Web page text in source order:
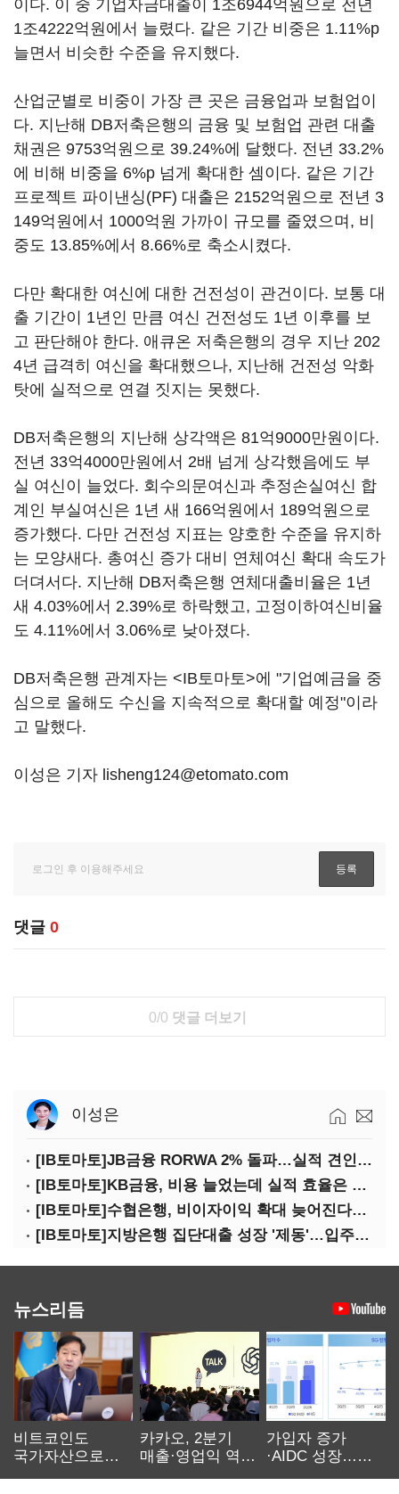
이다. 이 중 기업자금대출이 1조6944억원으로 전년
1조4222억원에서 늘렸다. 같은 기간 비중은 1.11%p
늘면서 비슷한 수준을 유지했다.
산업군별로 비중이 가장 큰 곳은 금융업과 보험업이
다. 지난해 DB저축은행의 금융 및 보험업 관련 대출
채권은 9753억원으로 39.24%에 달했다. 전년 33.2%
에 비해 비중을 6%p 넘게 확대한 셈이다. 같은 기간
프로젝트 파이낸싱(PF) 대출은 2152억원으로 전년 3
149억원에서 1000억원 가까이 규모를 줄였으며, 비
중도 13.85%에서 8.66%로 축소시켰다.
다만 확대한 여신에 대한 건전성이 관건이다. 보통 대
출 기간이 1년인 만큼 여신 건전성도 1년 이후를 보
고 판단해야 한다. 애큐온 저축은행의 경우 지난 202
4년 급격히 여신을 확대했으나, 지난해 건전성 악화
탓에 실적으로 연결 짓지는 못했다.
DB저축은행의 지난해 상각액은 81억9000만원이다.
전년 33억4000만원에서 2배 넘게 상각했음에도 부
실 여신이 늘었다. 회수의문여신과 추정손실여신 합
계인 부실여신은 1년 새 166억원에서 189억원으로
증가했다. 다만 건전성 지표는 양호한 수준을 유지하
는 모양새다. 총여신 증가 대비 연체여신 확대 속도가
더뎌서다. 지난해 DB저축은행 연체대출비율은 1년
새 4.03%에서 2.39%로 하락했고, 고정이하여신비율
도 4.11%에서 3.06%로 낮아졌다.
DB저축은행 관계자는 <IB토마토>에 "기업예금을 중
심으로 올해도 수신을 지속적으로 확대할 예정"이라
고 말했다.
이성은 기자 lisheng124@etomato.com
댓글 0
0/0 댓글 더보기
이성은
[IB토마토]JB금융 RORWA 2% 돌파…실적 견인은 은행 아닌 캐피탈
[IB토마토]KB금융, 비용 늘었는데 실적 효율은 개선…증권 호황 효과
[IB토마토]수협은행, 비이자이익 확대 늦어진다…공모운용사 인가 연말로
[IB토마토]지방은행 집단대출 성장 '제동'…입주절벽에 반사이익도 희박
뉴스리듬
비트코인도
국가자산으로…'
카카오, 2분기
매출·영업익 역대
가입자 증가
·AIDC 성장…